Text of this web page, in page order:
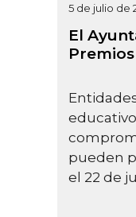
5 de julio de
El
pueden
el 22 de